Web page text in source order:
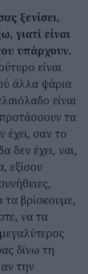
ξενίσει,
γιατί είναι
υπάρχουν.
είναι
άλλα ψάρια
είναι
τα
έχει, σαν το
δεν έχει, ναι,
εξίσου
βρίσκουμε,
να τα
δίνω τη
την